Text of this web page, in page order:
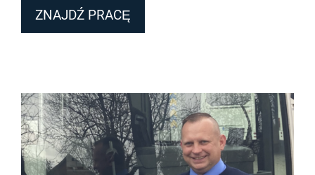
ZNAJDŹ PRACĘ